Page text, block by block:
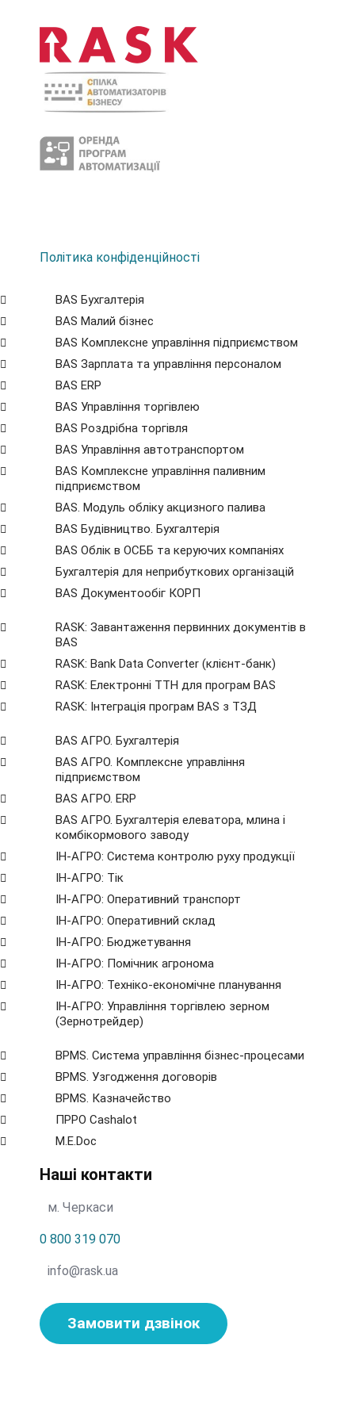
Політика конфіденційності
BAS Бухгалтерія
BAS Малий бізнес
BAS Комплексне управління підприємством
BAS Зарплата та управління персоналом
BAS ERP
BAS Управління торгівлею
BAS Роздрібна торгівля
BAS Управління автотранспортом
BAS Комплексне управління паливним
підприємством
BAS. Модуль обліку акцизного палива
BAS Будівництво. Бухгалтерія
BAS Облік в ОСББ та керуючих компаніях
Бухгалтерія для неприбуткових організацій
BAS Документообіг КОРП
RASK: Завантаження первинних документів в
BAS
RASK: Bank Data Сonverter (клієнт-банк)
RASK: Електронні ТТН для програм BAS
RASK: Інтеграція програм BAS з ТЗД
BAS АГРО. Бухгалтерія
BAS АГРО. Комплексне управління
підприємством
BAS АГРО. ERP
BAS АГРО. Бухгалтерія елеватора, млина і
комбікормового заводу
ІН-АГРО: Система контролю руху продукції
ІН-АГРО: Тік
ІН-АГРО: Оперативний транспорт
ІН-АГРО: Оперативний склад
ІН-АГРО: Бюджетування
ІН-АГРО: Помічник агронома
ІН-АГРО: Техніко-економічне планування
ІН-АГРО: Управління торгівлею зерном
(Зернотрейдер)
BPMS. Система управління бізнес-процесами
BPМS. Узгодження договорів
BPМS. Казначейство
ПРРО Cashalot
M.E.Doc
Наші контакти
м. Черкаси
0 800 319 070
info@rask.ua
Замовити дзвінок